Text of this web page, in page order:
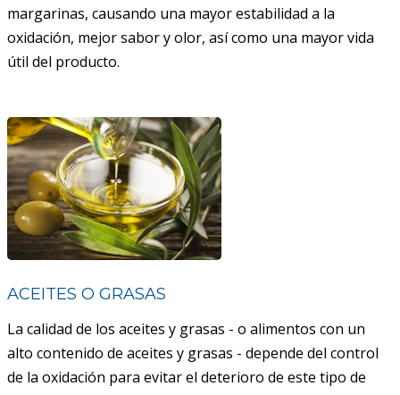
margarinas, causando una mayor estabilidad a la
oxidación, mejor sabor y olor, así como una mayor vida
útil del producto.
ACEITES O GRASAS
La calidad de los aceites y grasas - o alimentos con un
alto contenido de aceites y grasas - depende del control
de la oxidación para evitar el deterioro de este tipo de